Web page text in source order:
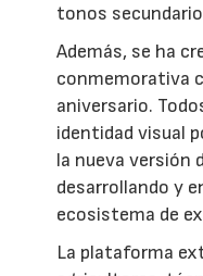
tonos
Además, se ha
conmemorativa
aniversario.
identidad visual
la nueva versión
desarrollando y
ecosistema de
La plataforma